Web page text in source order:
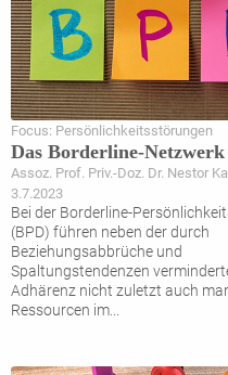
Focus: Persönlichkeitsstörungen
Das Borderline-Netzwerk
Assoz. Prof. Priv.-Doz. Dr. Nestor
3.7.2023
Bei der Borderline-
(BPD) führen neben der durch
Beziehungsabbrüche und
Spaltungstendenzen
Adhärenz nicht zuletzt auch
Ressourcen im...